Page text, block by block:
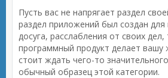
Пусть вас не напрягает раздел
раздел приложений был создан для
досуга, расслабления от своих
программный продукт делает
стоит ждать чего-то
обычный образец этой категории.